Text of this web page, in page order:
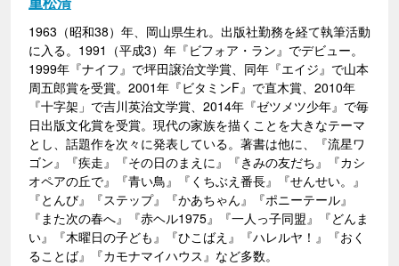
1963（昭和38）年、岡山県生れ。出版社勤務を経て執筆活動
に入る。1991（平成3）年『ビフォア・ラン』でデビュー。
1999年『ナイフ』で坪田譲治文学賞、同年『エイジ』で山本
周五郎賞を受賞。2001年『ビタミンF』で直木賞、2010年
『十字架」で吉川英治文学賞、2014年『ゼツメツ少年』で毎
日出版文化賞を受賞。現代の家族を描くことを大きなテーマ
とし、話題作を次々に発表している。著書は他に、『流星ワ
ゴン』『疾走』『その日のまえに』『きみの友だち』『カシ
オペアの丘で』『青い鳥』『くちぶえ番長』『せんせい。』
『とんび』『ステップ』『かあちゃん』『ポニーテール』
『また次の春へ』『赤ヘル1975』『一人っ子同盟』『どんま
い』『木曜日の子ども』『ひこばえ』『ハレルヤ！』『おく
ることば』『カモナマイハウス』など多数。